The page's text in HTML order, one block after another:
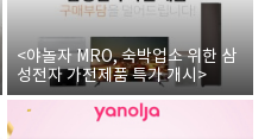
<야놀자 MRO, 숙박업소 위한 삼
성전자 가전제품 특가 개시>